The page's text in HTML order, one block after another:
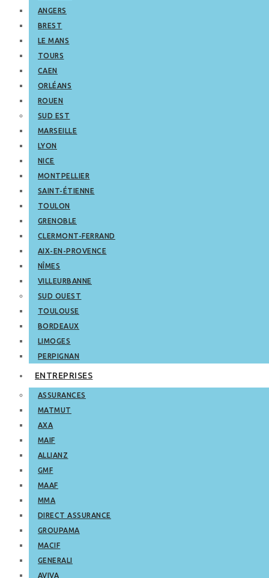
ANGERS
BREST
LE MANS
TOURS
CAEN
ORLÉANS
ROUEN
SUD EST
MARSEILLE
LYON
NICE
MONTPELLIER
SAINT-ÉTIENNE
TOULON
GRENOBLE
CLERMONT-FERRAND
AIX-EN-PROVENCE
NÎMES
VILLEURBANNE
SUD OUEST
TOULOUSE
BORDEAUX
LIMOGES
PERPIGNAN
ENTREPRISES
ASSURANCES
MATMUT
AXA
MAIF
ALLIANZ
GMF
MAAF
MMA
DIRECT ASSURANCE
GROUPAMA
MACIF
GENERALI
AVIVA